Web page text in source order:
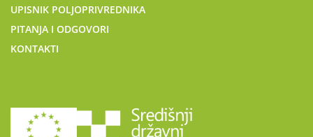
UPISNIK POLJOPRIVREDNIKA
PITANJA I ODGOVORI
KONTAKTI